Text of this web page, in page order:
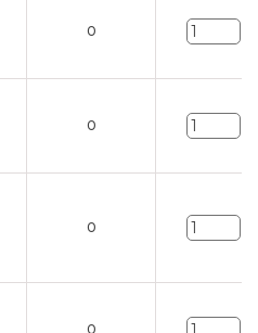
0
0
0
0